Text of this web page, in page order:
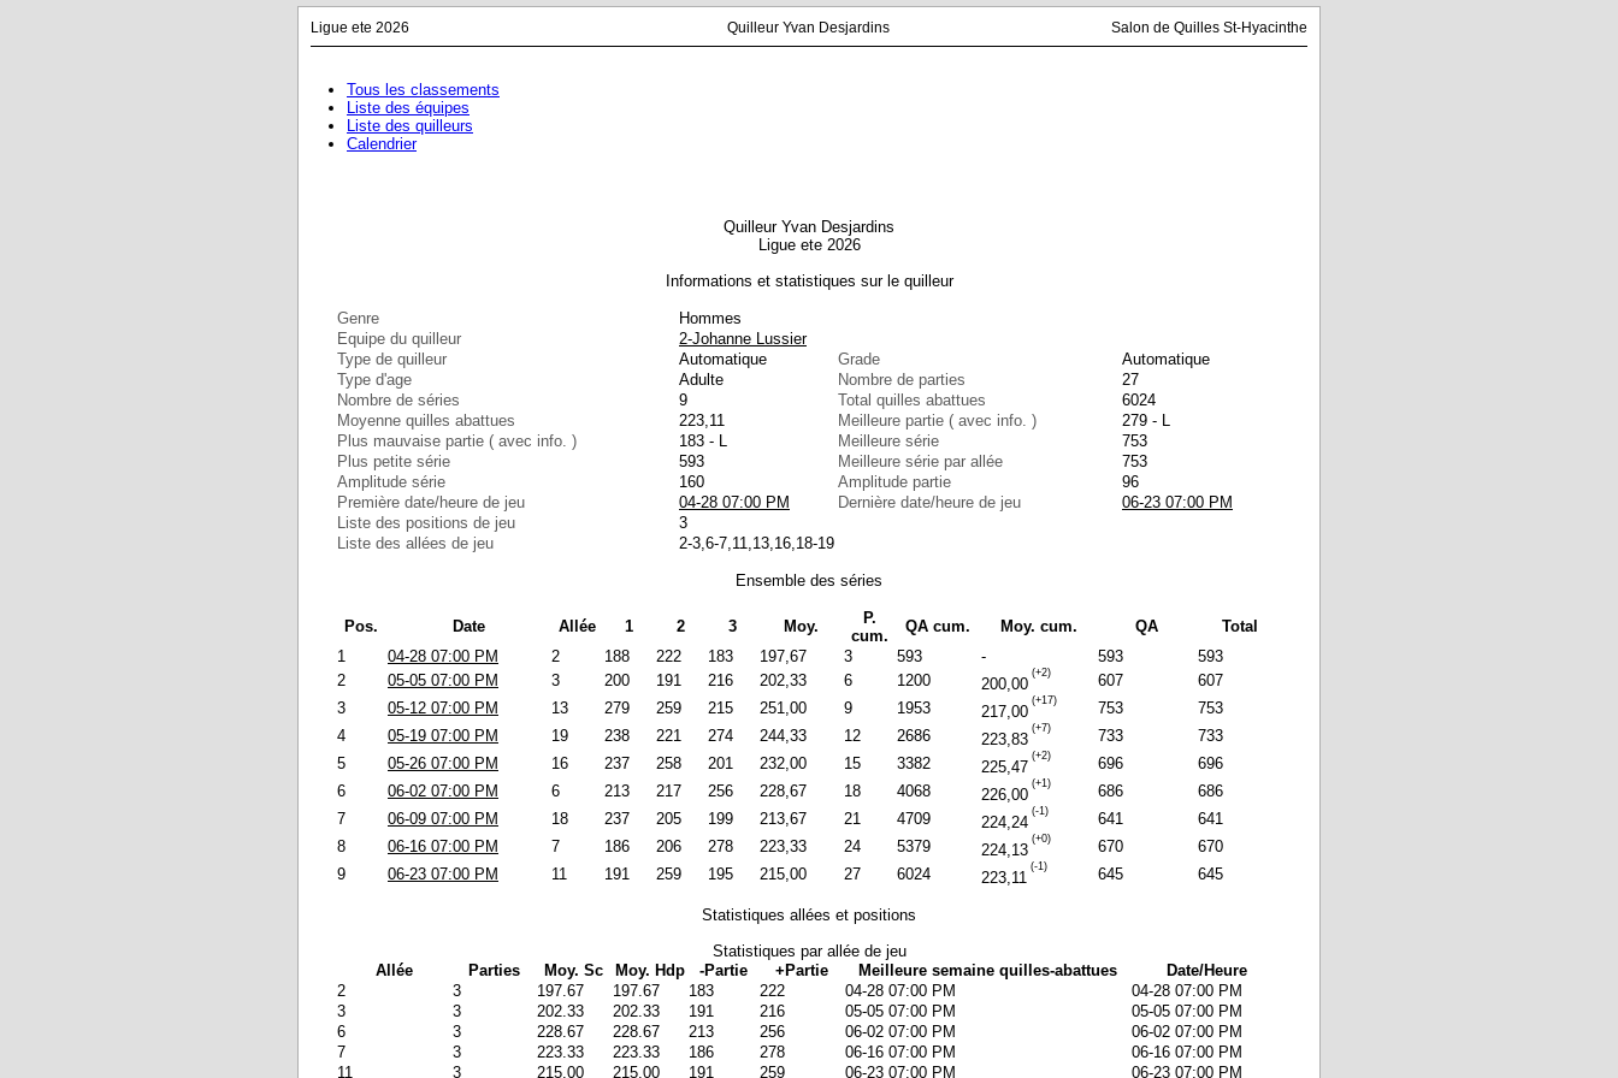
Ligue ete 2026 Quilleur Yvan Desjardins Salon de Quilles St-Hyacinthe
Tous les classements
Liste des équipes
Liste des quilleurs
Calendrier
Quilleur Yvan Desjardins
Ligue ete 2026
Informations et statistiques sur le quilleur
Genre
Hommes
Equipe du quilleur
2-Johanne Lussier
Type de quilleur
Automatique Grade
Automatique
Type d'age
Adulte Nombre de parties
27
Nombre de séries
9 Total quilles abattues
6024
Moyenne quilles abattues
223,11 Meilleure partie ( avec info. )
279 - L
Plus mauvaise partie ( avec info. )
183 - L Meilleure série
753
Plus petite série
593 Meilleure série par allée
753
Amplitude série
160 Amplitude partie
96
Première date/heure de jeu
04-28 07:00 PM Dernière date/heure de jeu
06-23 07:00 PM
Liste des positions de jeu
3
Liste des allées de jeu
2-3,6-7,11,13,16,18-19
Ensemble des séries
Pos. Date Allée 1 2 3 Moy.
P.
cum.
QA cum. Moy. cum. QA
Total
1
04-28 07:00 PM 2 188 222 183 197,67 3 593 - 593
593
2
05-05 07:00 PM 3 200 191 216 202,33 6 1200 200,00
(+2) 607
607
3
05-12 07:00 PM 13 279 259 215 251,00 9 1953 217,00
(+17) 753
753
4
05-19 07:00 PM 19 238 221 274 244,33 12 2686 223,83
(+7) 733
733
5
05-26 07:00 PM 16 237 258 201 232,00 15 3382 225,47
(+2) 696
696
6
06-02 07:00 PM 6 213 217 256 228,67 18 4068 226,00
(+1) 686
686
7
06-09 07:00 PM 18 237 205 199 213,67 21 4709 224,24
(-1) 641
641
8
06-16 07:00 PM 7 186 206 278 223,33 24 5379 224,13
(+0) 670
670
9
06-23 07:00 PM 11 191 259 195 215,00 27 6024 223,11
(-1) 645 645
Statistiques allées et positions
Statistiques par allée de jeu
Allée
Parties Moy. Sc Moy. Hdp -Partie +Partie Meilleure semaine quilles-abattues
Date/Heure
2
3 197.67 197.67 183 222 04-28 07:00 PM
04-28 07:00 PM
3
3 202.33 202.33 191 216 05-05 07:00 PM
05-05 07:00 PM
6
3 228.67 228.67 213 256 06-02 07:00 PM
06-02 07:00 PM
7
3 223.33 223.33 186 278 06-16 07:00 PM
06-16 07:00 PM
11
3 215.00 215.00 191 259 06-23 07:00 PM 06-23 07:00 PM